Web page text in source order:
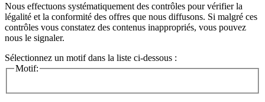
Nous effectuons systématiquement des contrôles pour vérifier la
légalité et la conformité des offres que nous diffusons. Si malgré ces
contrôles vous constatez des contenus inappropriés, vous pouvez
nous le signaler.
Sélectionnez un motif dans la liste ci-dessous :
Motif: